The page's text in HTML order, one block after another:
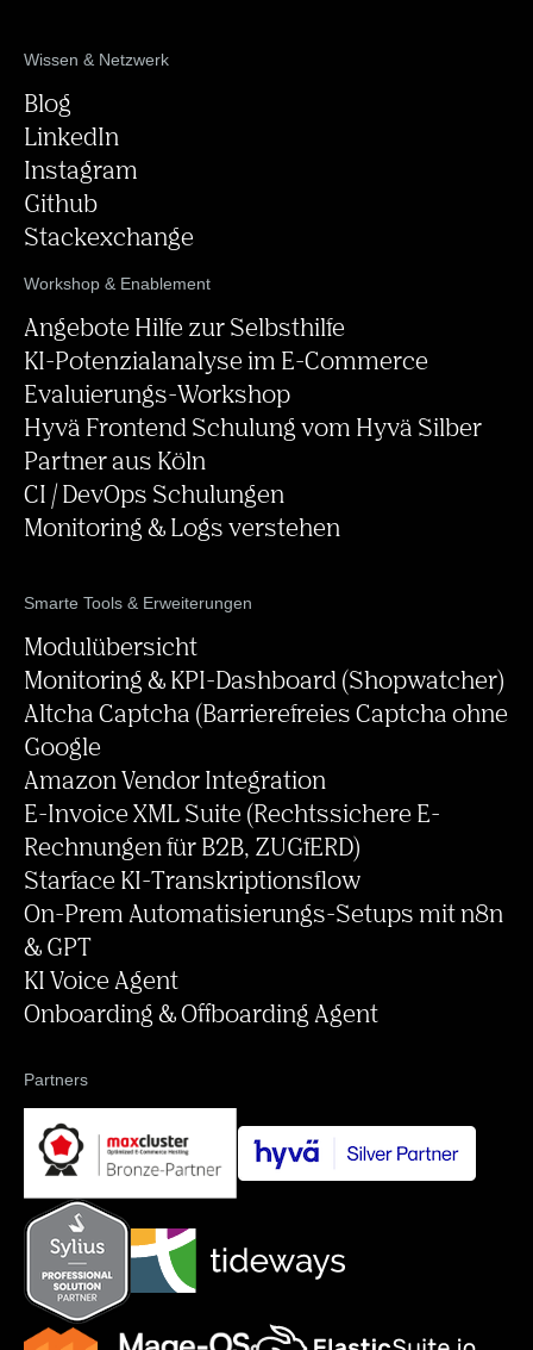
Wissen & Netzwerk
Blog
LinkedIn
Instagram
Github
Stackexchange
Workshop & Enablement
Angebote Hilfe zur Selbsthilfe
KI-Potenzialanalyse im E-Commerce
Evaluierungs-Workshop
Hyvä Frontend Schulung vom Hyvä Silber
Partner aus Köln
CI / DevOps Schulungen
Monitoring & Logs verstehen
Smarte Tools & Erweiterungen
Modulübersicht
Monitoring & KPI-Dashboard (Shopwatcher)
Altcha Captcha (Barrierefreies Captcha ohne
Google
Amazon Vendor Integration
E-Invoice XML Suite (Rechtssichere E-
Rechnungen für B2B, ZUGfERD)
Starface KI-Transkriptionsflow
On-Prem Automatisierungs-Setups mit n8n
& GPT
KI Voice Agent
Onboarding & Offboarding Agent
Partners